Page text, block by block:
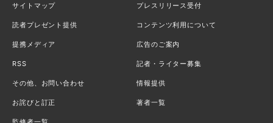
サイトマップ プレスリリース受付
読者プレゼント提供 コンテンツ利用について
提携メディア 広告のご案内
RSS 記者・ライター募集
その他、お問い合わせ 情報提供
お詫びと訂正 著者一覧